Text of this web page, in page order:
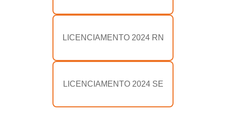
LICENCIAMENTO 2024 RN
LICENCIAMENTO 2024 SE